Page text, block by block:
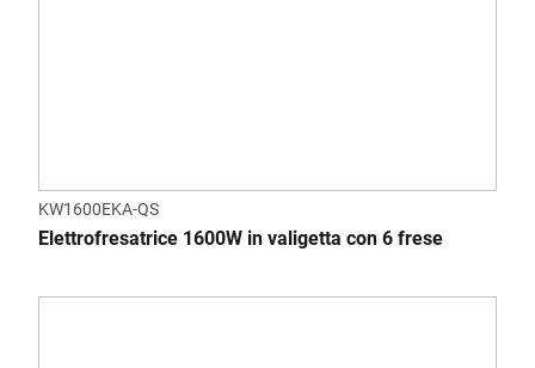
KW1600EKA-QS
Elettrofresatrice 1600W in valigetta con 6 frese